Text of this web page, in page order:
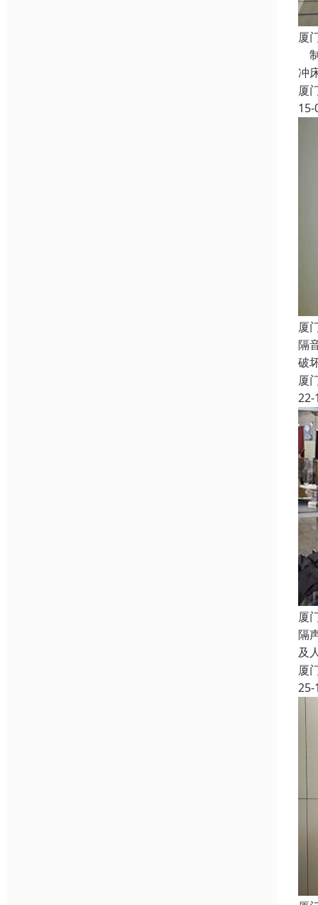
厦
冲
厦
15-
厦
隔
破
厦
22-
厦
隔
及
厦
25-